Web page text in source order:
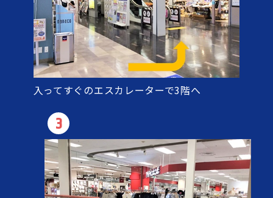
入ってすぐのエスカレーターで3階へ
3